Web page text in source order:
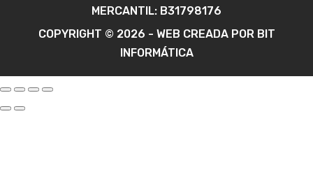
MERCANTIL: B31798176
COPYRIGHT © 2026 - WEB CREADA POR BIT
INFORMÁTICA